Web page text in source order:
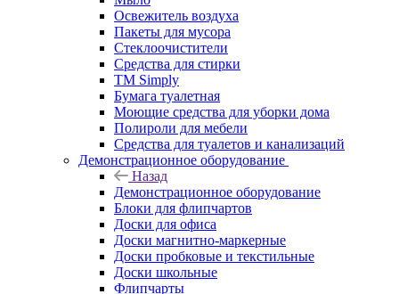
Освежитель воздуха
Пакеты для мусора
Стеклоочистители
Средства для стирки
TM Simply
Бумага туалетная
Моющие средства для уборки дома
Полироли для мебели
Средства для туалетов и канализаций
Демонстрационное оборудование
Назад
Демонстрационное оборудование
Блоки для флипчартов
Доски для офиса
Доски магнитно-маркерные
Доски пробковые и текстильные
Доски школьные
Флипчарты